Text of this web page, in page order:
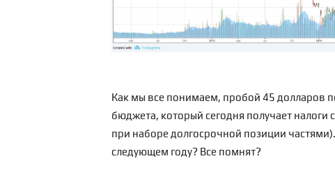
Как мы все понимаем, пробой 45 долларов
бюджета, который сегодня получает налоги с
при наборе долгосрочной позиции
следующем году? Все помнят?